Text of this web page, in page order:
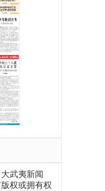
武夷新闻
权或拥有权